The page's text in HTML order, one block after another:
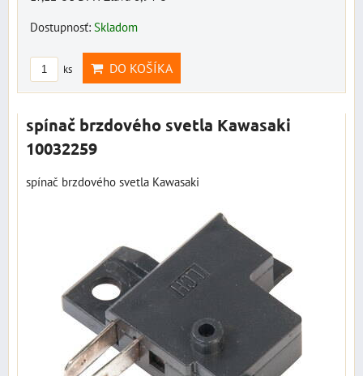
Dostupnosť: Skladom
ks DO KOŠÍKA
spínač brzdového svetla Kawasaki
10032259
spínač brzdového svetla Kawasaki